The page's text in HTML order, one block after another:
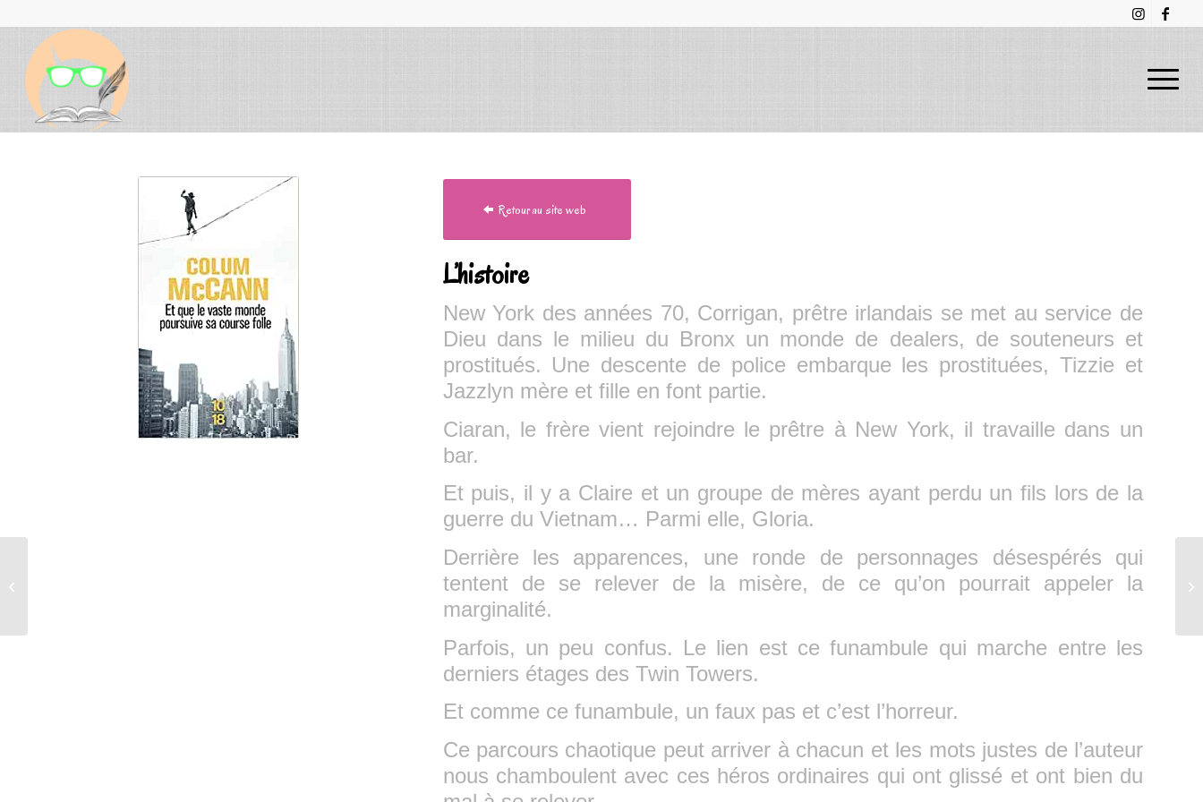
Retour au site web
L’histoire
New York des années 70, Corrigan, prêtre irlandais se met au service de
Dieu dans le milieu du Bronx un monde de dealers, de souteneurs et
prostitués. Une descente de police embarque les prostituées, Tizzie et
Jazzlyn mère et fille en font partie.
Ciaran, le frère vient rejoindre le prêtre à New York, il travaille dans un
bar.
Et puis, il y a Claire et un groupe de mères ayant perdu un fils lors de la
guerre du Vietnam… Parmi elle, Gloria.
Derrière les apparences, une ronde de personnages désespérés qui
tentent de se relever de la misère, de ce qu’on pourrait appeler la
marginalité.
Parfois, un peu confus. Le lien est ce funambule qui marche entre les
derniers étages des Twin Towers.
Et comme ce funambule, un faux pas et c’est l’horreur.
Ce parcours chaotique peut arriver à chacun et les mots justes de l’auteur
nous chamboulent avec ces héros ordinaires qui ont glissé et ont bien du
–